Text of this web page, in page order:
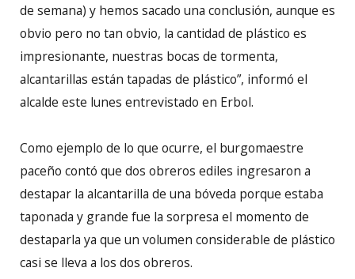
de semana) y hemos sacado una conclusión, aunque es
obvio pero no tan obvio, la cantidad de plástico es
impresionante, nuestras bocas de tormenta,
alcantarillas están tapadas de plástico”, informó el
alcalde este lunes entrevistado en Erbol.
Como ejemplo de lo que ocurre, el burgomaestre
paceño contó que dos obreros ediles ingresaron a
destapar la alcantarilla de una bóveda porque estaba
taponada y grande fue la sorpresa el momento de
destaparla ya que un volumen considerable de plástico
casi se lleva a los dos obreros.